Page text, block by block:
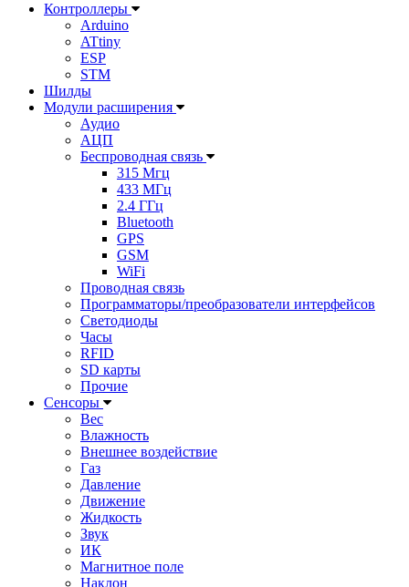
Контроллеры
Arduino
ATtiny
ESP
STM
Шилды
Модули расширения
Аудио
АЦП
Беспроводная связь
315 Мгц
433 МГц
2.4 ГГц
Bluetooth
GPS
GSM
WiFi
Проводная связь
Программаторы/преобразователи интерфейсов
Светодиоды
Часы
RFID
SD карты
Прочие
Сенсоры
Вес
Влажность
Внешнее воздействие
Газ
Давление
Движение
Жидкость
Звук
ИК
Магнитное поле
Наклон